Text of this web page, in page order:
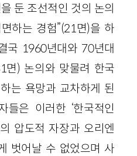
둔 조선적인 것의 논의
하는 경험”(21면)을 하
국 1960년대와 70년대
면) 논의와 맞물려 한국
는 욕망과 교차하게 된
들은 이러한 ‘한국적인
압도적 자장과 오리엔
벗어날 수 없었으며 사